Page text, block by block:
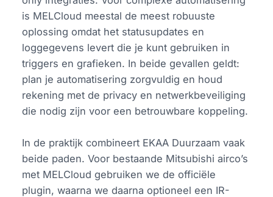
is MELCloud meestal de meest robuuste
oplossing omdat het statusupdates en
loggegevens levert die je kunt gebruiken in
triggers en grafieken. In beide gevallen geldt:
plan je automatisering zorgvuldig en houd
rekening met de privacy en netwerkbeveiliging
die nodig zijn voor een betrouwbare koppeling.
In de praktijk combineert EKAA Duurzaam vaak
beide paden. Voor bestaande Mitsubishi airco’s
met MELCloud gebruiken we de officiële
plugin, waarna we daarna optioneel een IR-